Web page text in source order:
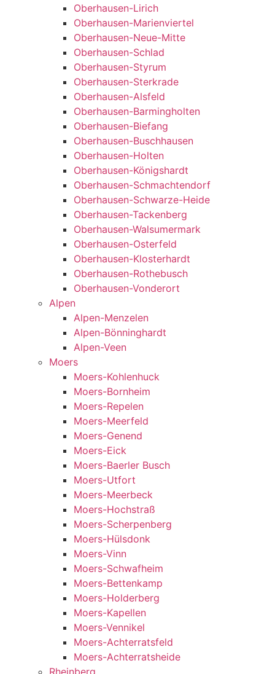
Oberhausen-Lirich
Oberhausen-Marienviertel
Oberhausen-Neue-Mitte
Oberhausen-Schlad
Oberhausen-Styrum
Oberhausen-Sterkrade
Oberhausen-Alsfeld
Oberhausen-Barmingholten
Oberhausen-Biefang
Oberhausen-Buschhausen
Oberhausen-Holten
Oberhausen-Königshardt
Oberhausen-Schmachtendorf
Oberhausen-Schwarze-Heide
Oberhausen-Tackenberg
Oberhausen-Walsumermark
Oberhausen-Osterfeld
Oberhausen-Klosterhardt
Oberhausen-Rothebusch
Oberhausen-Vonderort
Alpen
Alpen-Menzelen
Alpen-Bönninghardt
Alpen-Veen
Moers
Moers-Kohlenhuck
Moers-Bornheim
Moers-Repelen
Moers-Meerfeld
Moers-Genend
Moers-Eick
Moers-Baerler Busch
Moers-Utfort
Moers-Meerbeck
Moers-Hochstraß
Moers-Scherpenberg
Moers-Hülsdonk
Moers-Vinn
Moers-Schwafheim
Moers-Bettenkamp
Moers-Holderberg
Moers-Kapellen
Moers-Vennikel
Moers-Achterratsfeld
Moers-Achterratsheide
Rheinberg